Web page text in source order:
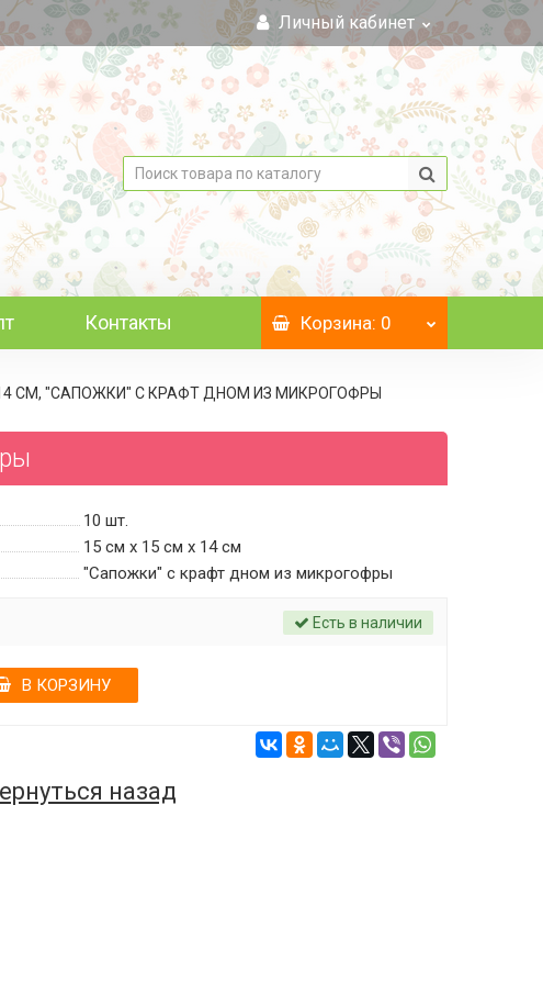
Личный кабинет
Контакты Корзина: 0
СМ, "САПОЖКИ" C КРАФТ ДНОМ ИЗ МИКРОГОФРЫ
10 шт.
15 см х 15 см х 14 см
"Сапожки" c крафт дном из микрогофры
Есть в наличии
В КОРЗИНУ
назад